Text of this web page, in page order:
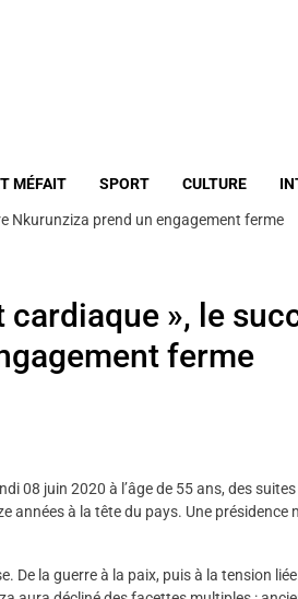
MÉFAIT SPORT CULTURE
Nkurunziza prend un engagement ferme
cardiaque », le
ferme
08 juin 2020 à l’âge de 55 ans, des suites
années à la tête du pays. Une présidence
De la guerre à la paix, puis à la tension